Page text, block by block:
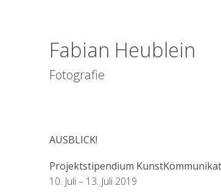
Fabian Heublein
Fotografie
AUSBLICK!
Projektstipendium
10. Juli – 13. Juli 2019